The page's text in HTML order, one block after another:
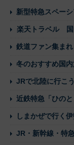
新型特急スペー
楽天トラベル 国
鉄道ファン集ま
冬のおすすめ国
JRで北陸に行こう
近鉄特急「ひのと
しまかぜで行く
JR・新幹線・特